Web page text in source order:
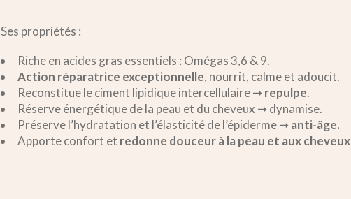
Ses propriétés :
Riche en acides gras essentiels : Omégas 3,6 & 9.
Action réparatrice exceptionnelle, nourrit, calme et adoucit.
Reconstitue le ciment lipidique intercellulaire ➞repulpe.
Réserve énergétique de la peau et du cheveux ➞ dynamise.
Préserve l’hydratation et l’élasticité de l’épiderme ➞anti-âge.
Apporte confort et redonne douceur à la peau et aux cheveux